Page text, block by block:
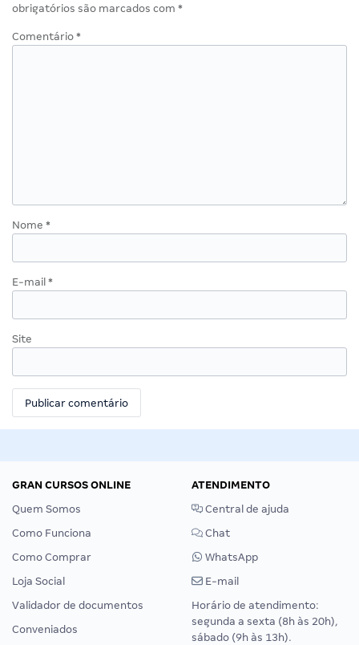
obrigatórios são marcados com *
Comentário *
Nome *
E-mail *
Site
GRAN CURSOS ONLINE
Quem Somos
Como Funciona
Como Comprar
Loja Social
Validador de documentos
Conveniados
ATENDIMENTO
Central de ajuda
Chat
WhatsApp
E-mail
Horário de atendimento:
segunda a sexta (8h às 20h),
sábado (9h às 13h).